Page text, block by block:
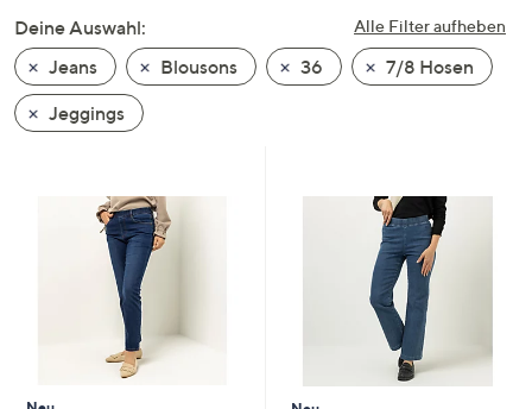
nach
unten
oder
wischen
Sie
Alle Filter aufheben
Deine Auswahl:
Jeans
Blousons 36
7/8 Hosen
Jeggings